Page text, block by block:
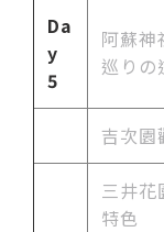
Da
y
5
阿蘇神
巡りの
吉次園
三井花
特色